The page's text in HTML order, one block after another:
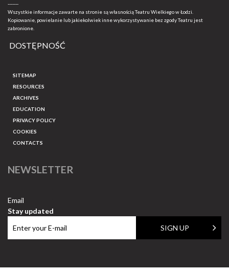
-------
Wszystkie informacje zawarte na stronie są własnością Teatru Wielkiego w Łodzi.
Kopiowanie, powielanie lub jakiekolwiek inne wykorzystywanie bez zgody Teatru jest
zabronione.
DOSTĘPNOŚĆ
SITEMAP
RESOURCES
ARCHIVES
EDUCATION
PRIVACY POLICY
COOKIES
CONTACTS
NEWSLETTER
Email
Stay updated